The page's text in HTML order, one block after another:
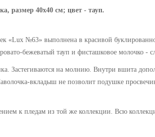
размер 40х40 см; цвет - тауп.
«Lux №63» выполнена в красивой
бежеватый тауп и фисташковое молочко -
Застегиваются на молнию. Внутри вшита
вкладыш не позволит подушке
к пледам из той же коллекции Всю